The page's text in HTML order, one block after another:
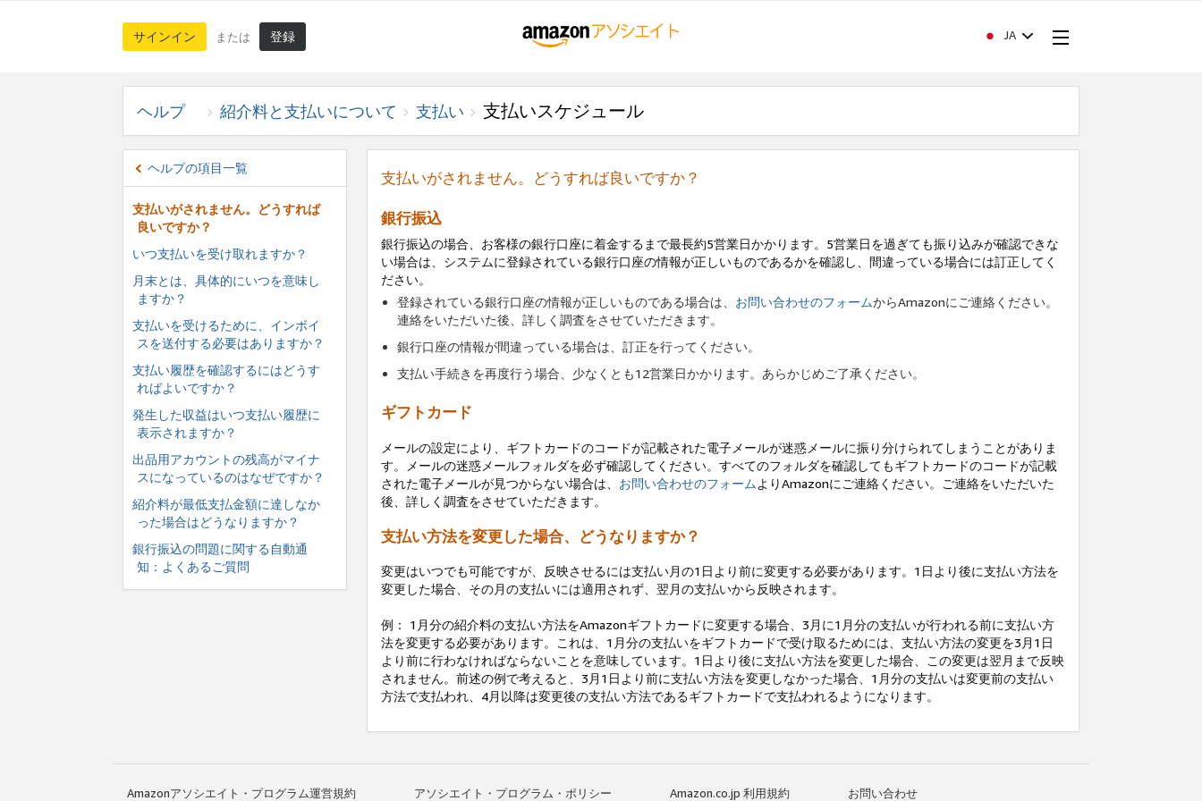
サインイン または 登録 JA
ヘルプ 紹介料と支払いについて 支払い 支払いスケジュール
ヘルプの項目一覧
支払いがされません。どうすれば
良いですか？
いつ支払いを受け取れますか？
月末とは、具体的にいつを意味し
ますか？
支払いを受けるために、インボイ
スを送付する必要はありますか？
支払い履歴を確認するにはどうす
ればよいですか？
発生した収益はいつ支払い履歴に
表示されますか？
出品用アカウントの残高がマイナ
スになっているのはなぜですか？
紹介料が最低支払金額に達しなか
った場合はどうなりますか？
銀行振込の問題に関する自動通
知：よくあるご質問
支払いがされません。どうすれば良いですか？
銀行振込
銀行振込の場合、お客様の銀行口座に着金するまで最長約5営業日かかります。5営業日を過ぎても振り込みが確認できな
い場合は、システムに登録されている銀行口座の情報が正しいものであるかを確認し、間違っている場合には訂正してく
ださい。
登録されている銀行口座の情報が正しいものである場合は、 お問い合わせのフォームからAmazonにご連絡ください。
連絡をいただいた後、詳しく調査をさせていただきます。
銀行口座の情報が間違っている場合は、訂正を行ってください。
支払い手続きを再度行う場合、少なくとも12営業日かかります。あらかじめご了承ください。
ギフトカード
メールの設定により、ギフトカードのコードが記載された電子メールが迷惑メールに振り分けられてしまうことがありま
す。メールの迷惑メールフォルダを必ず確認してください。すべてのフォルダを確認してもギフトカードのコードが記載
された電子メールが見つからない場合は、 お問い合わせのフォーム よりAmazonにご連絡ください。ご連絡をいただいた
後、詳しく調査をさせていただきます。
支払い方法を変更した場合、どうなりますか？
変更はいつでも可能ですが、反映させるには支払い月の1日より前に変更する必要があります。1日より後に支払い方法を
変更した場合、その月の支払いには適用されず、翌月の支払いから反映されます。
例： 1月分の紹介料の支払い方法をAmazonギフトカードに変更する場合、3月に1月分の支払いが行われる前に支払い方
法を変更する必要があります。これは、1月分の支払いをギフトカードで受け取るためには、支払い方法の変更を3月1日
より前に行わなければならないことを意味しています。 1日より後に支払い方法を変更した場合、この変更は翌月まで反映
されません。前述の例で考えると、3月1日より前に支払い方法を変更しなかった場合、1月分の支払いは変更前の支払い
方法で支払われ、4月以降は変更後の支払い方法であるギフトカードで支払われるようになります。
Amazonアソシエイト・プログラム運営規約 アソシエイト・プログラム・ポリシー Amazon.co.jp 利用規約 お問い合わせ